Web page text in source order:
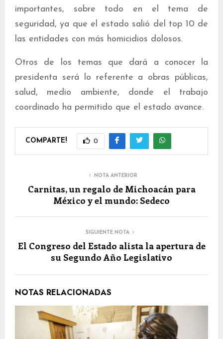
importantes, sobre todo en el tema de
seguridad, ya que el estado salió del top 10 de
las entidades con más homicidios dolosos.
Otros de los temas que dará a conocer la
presidenta será lo referente a obras públicas,
salud, medio ambiente, donde el trabajo
coordinado ha permitido que el estado avance.
COMPARTE! 0
NOTA ANTERIOR
Carnitas, un regalo de Michoacán para
México y el mundo: Sedeco
SIGUIENTE NOTA
El Congreso del Estado alista la apertura de
su Segundo Año Legislativo
NOTAS RELACIONADAS